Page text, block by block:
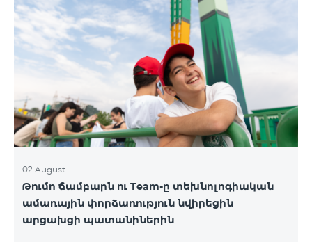
02 August
Թումո ճամբարն ու Team-ը տեխնոլոգիական
ամառային փորձառություն նվիրեցին
արցախցի պատանիներին